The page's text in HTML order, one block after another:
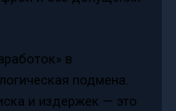
в
подмена.
и издержек — это